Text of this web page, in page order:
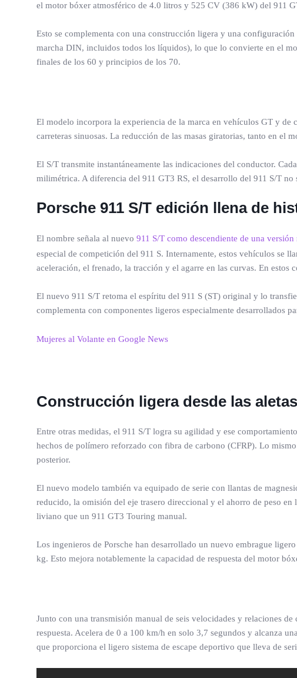
el motor bóxer atmosférico de 4.0 litros y 525 CV (386 kW) del 911
Esto se complementa con una construcción ligera y una
marcha DIN, incluidos todos los líquidos), lo que lo convierte en el
finales de los 60 y principios de los 70.
El modelo incorpora la experiencia de la marca en vehículos GT y
carreteras sinuosas. La reducción de las masas giratorias, tanto en el
El S/T transmite instantáneamente las indicaciones del conductor.
milimétrica. A diferencia del 911 GT3 RS, el desarrollo del 911 S/T
Porsche 911 S/T edición llena de
El nombre señala al nuevo 911 S/T como descendiente de una versión
especial de competición del 911 S. Internamente, estos vehículos se
aceleración, el frenado, la tracción y el agarre en las curvas. En estos
El nuevo 911 S/T retoma el espíritu del 911 S (ST) original y lo
complementa con componentes ligeros especialmente desarrollados
Mujeres al Volante en Google News
Construcción ligera desde las
Entre otras medidas, el 911 S/T logra su agilidad y ese
hechos de polímero reforzado con fibra de carbono (CFRP). Lo
posterior.
El nuevo modelo también va equipado de serie con llantas de
reducido, la omisión del eje trasero direccional y el ahorro de peso
liviano que un 911 GT3 Touring manual.
Los ingenieros de Porsche han desarrollado un nuevo embrague
kg. Esto mejora notablemente la capacidad de respuesta del motor
Junto con una transmisión manual de seis velocidades y relaciones
respuesta. Acelera de 0 a 100 km/h en solo 3,7 segundos y alcanza
que proporciona el ligero sistema de escape deportivo que lleva de